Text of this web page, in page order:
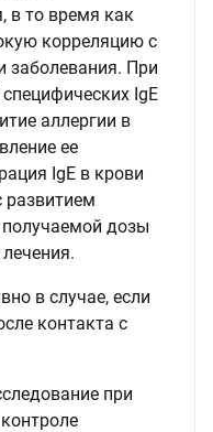
в то время как
корреляцию с
заболевания. При
IgE
аллергии в
ее
IgE в крови
развитием
дозы
в случае, если
контакта с
при